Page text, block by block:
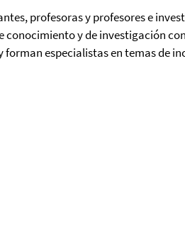
profesoras y profesores e
conocimiento y de investigación
especialistas en temas de